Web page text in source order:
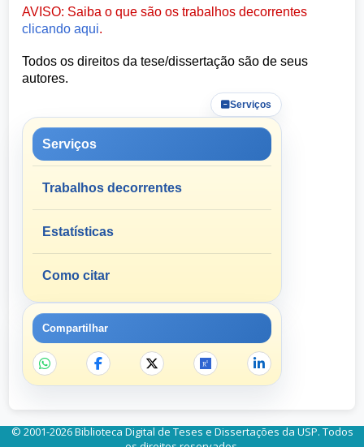
AVISO: Saiba o que são os trabalhos decorrentes
clicando aqui.
Todos os direitos da tese/dissertação são de seus
autores.
Serviços
Serviços
Trabalhos decorrentes
Estatísticas
Como citar
Compartilhar
© 2001-2026 Biblioteca Digital de Teses e Dissertações da USP. Todos